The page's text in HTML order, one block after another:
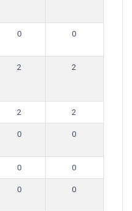
0 0
2 2
2 2
0 0
0 0
0 0